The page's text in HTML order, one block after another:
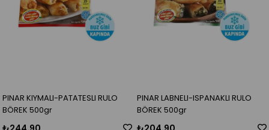
PINAR KIYMALI-PATATESLI RULO
BÖREK 500gr
PINAR LABNELI-ISPANAKLI RULO
BÖREK 500gr